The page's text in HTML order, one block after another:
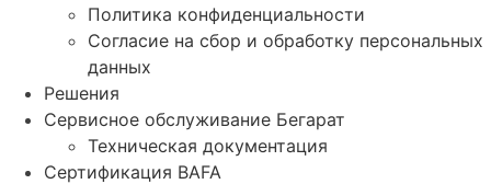
Политика конфиденциальности
Согласие на сбор и обработку персональных
данных
Решения
Сервисное обслуживание Бегарат
Техническая документация
Сертификация BAFA